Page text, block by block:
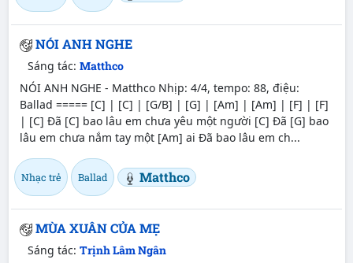
NÓI ANH NGHE
Sáng tác: Matthco
NÓI ANH NGHE - Matthco Nhịp: 4/4, tempo: 88, điệu:
Ballad ===== [C] | [C] | [G/B] | [G] | [Am] | [Am] | [F] | [F]
| [C] Đã [C] bao lâu em chưa yêu một người [C] Đã [G] bao
lâu em chưa nắm tay một [Am] ai Đã bao lâu em ch...
Nhạc trẻ Ballad Matthco
MÙA XUÂN CỦA MẸ
Sáng tác: Trịnh Lâm Ngân